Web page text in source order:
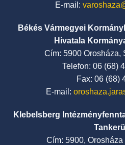
E-mail:
Békés Vármegyei
Hivatala
Cím: 5900 Orosháza,
Telefon: 06 (68)
Fax: 06 (68)
E-mail:
Klebelsberg
Cím: 5900,